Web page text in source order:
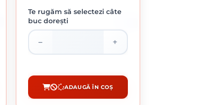
HAMMERITE LOVITURA CIOCAN MARO 2.5L
CUMPĂRĂ
Te rugăm să selectezi câte
buc dorești
ADAUGĂ ÎN COȘ